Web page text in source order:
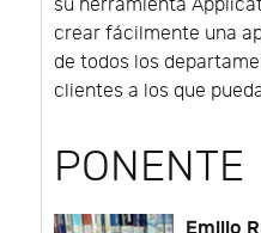
su herramienta
crear fácilmente una
de todos los
clientes a los que
PONENTE
Emilio